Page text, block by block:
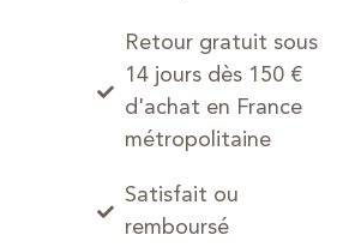
Retour gratuit sous
14 jours dès 150 €
d'achat en France
métropolitaine
Satisfait ou
remboursé